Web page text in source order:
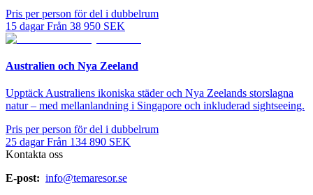
Pris per person för del i dubbelrum
15 dagar Från 38 950 SEK
Australien och Nya Zeeland
Upptäck Australiens ikoniska städer och Nya Zeelands storslagna
natur – med mellanlandning i Singapore och inkluderad sightseeing.
Pris per person för del i dubbelrum
25 dagar Från 134 890 SEK
Kontakta oss
E-post: info@temaresor.se